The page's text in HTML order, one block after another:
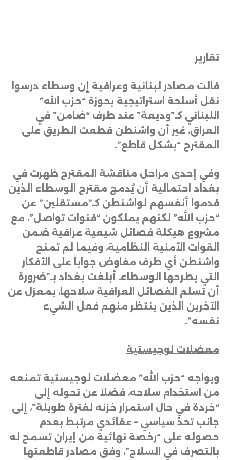
تقارير
قالت مصادر لبنانية وعراقية إن وسطاء درسوا
نقل أسلحة استراتيجية بحوزة “حزب الله”
اللبناني كـ”وديعة” عند طرف “ضامن” في
العراق، غير أن واشنطن قطعت الطريق على
المقترح “بشكل قاطع”.
وفي إحدى مراحل مناقشة المقترح ظهرت في
بغداد احتمالية أن يُدمج مقترح الوسطاء الذين
قدموا أنفسهم لواشنطن كـ”مستقلين” عن
“حزب الله” لكنهم يملكون “قنوات تواصل”، مع
مشروع هيكلة فصائل شيعية عراقية ضمن
القوات الأمنية النظامية، وفيما لم تمنح
واشنطن أي طرف مفاوض جواباً على الأفكار
التي يطرحها الوسطاء، أبلغت بغداد بـ”ضرورة
أن تسلم الفصائل العراقية سلاحها، بمعزل عن
الآخرين الذين ينتظر منهم فعل الشيء
نفسه”.
معضلات لوجيستية
ويواجه “حزب الله” معضلات لوجيستية تمنعه
من استخدام سلاحه، فضلاً عن تحوله إلى
“خردة في حال استمرار خزنه لفترة طويلة”، إلى
جانب تحدٍّ سياسي – عقائدي مرتبط بعدم
حصوله على “رخصة نهائية من إيران تسمح له
بالتصرف في السلاح”، وفق مصادر قاطعتها